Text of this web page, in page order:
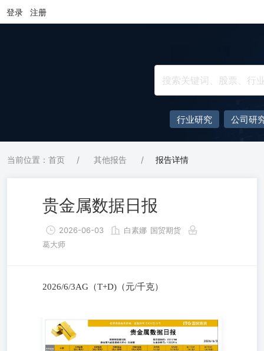
登录 注册
行业研究 公司研
当前位置：首页 / 其他报告 / 报告详情
贵金属数据日报
2026-06-03 白素娜 国贸期货
葛大师
2026/6/3AG（T+D)（元/千克）
2026/6/3AG（T+D)（元/千克）